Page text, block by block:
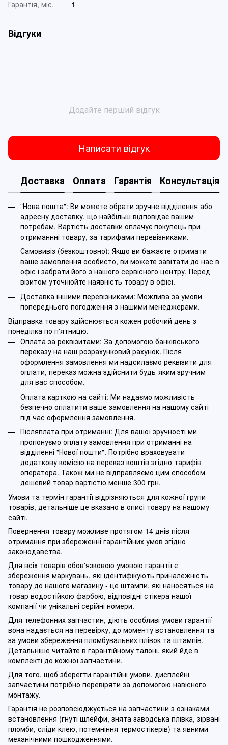
Гарантія, міс. 1
Відгуки
Додайте перший відгук
Написати відгук
Доставка Оплата Гарантія Консультація
"Нова пошта": Ви можете обрати зручне відділення або
адресну доставку, що найбільш відповідає вашим
потребам. Вартість доставки оплачує покупець при
отриманнні товару, за тарифами перевізниками.
Самовивіз (безкоштовно): Якщо ви бажаєте отримати
ваше замовлення особисто, ви можете завітати до нас в
офіс і забрати його з нашого сервісного центру. Перед
візитом уточнюйте наявність товару в офісі.
Доставка іншими перевізниками: Можлива за умови
попереднього погодження з нашими менеджерами.
Відправка товару здійснюється кожен робочий день з
понеділка по п'ятницю.
Оплата за реквізитами: За допомогою банківського
переказу на наш розрахунковий рахунок. Після
оформлення замовлення ми надсилаємо реквізити для
оплати, переказ можна здійснити будь-яким зручним
для вас способом.
Оплата карткою на сайті: Ми надаємо можливість
безпечно оплатити ваше замовлення на нашому сайті
під час оформлення замовлення.
Післяплата при отриманні: Для вашої зручності ми
пропонуємо оплату замовлення при отриманні на
відділенні "Нової пошти". Потрібно враховувати
додаткову комісію на переказ коштів згідно тарифів
оператора. Також ми не відправляємо цим способом
дешевий товар вартістю менше 300 грн.
Умови та термін гарантії відрізняються для кожної групи
товарів, детальніше це вказано в описі товару на нашому
сайті.
Повернення товару можливе протягом 14 днів після
отримання при збереженні гарантійних умов згідно
законодавства.
Для всіх товарів обов'язковою умовою гарантії є
збереження маркувань, які ідентифікують приналежність
товару до нашого магазину - це штампи, які наносяться на
товар водостійкою фарбою, відповідні стікера нашої
компанії чи унікальні серійні номери.
Для телефонних запчастин, діють особливі умови гарантії -
вона надається на перевірку, до моменту встановлення та
за умови збереження пломбувальних плівок та штампів.
Детальніше читайте в гарантійному талоні, який йде в
комплекті до кожної запчастини.
Для того, щоб зберегти гарантійні умови, дисплейні
запчастини потрібно перевіряти за допомогою навісного
монтажу.
Гарантія не розповсюджується на запчастини з ознаками
встановлення (гнуті шлейфи, знята заводська плівка, зірвані
пломби, сліди клею, потемніння термостікерів) та явними
механічними пошкодженнями.